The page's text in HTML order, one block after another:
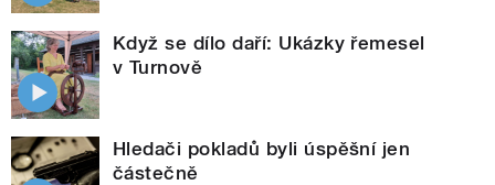
Když se dílo daří: Ukázky řemesel
v Turnově
Hledači pokladů byli úspěšní jen
částečně